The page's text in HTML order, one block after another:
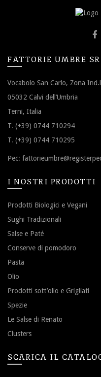
FATTORIE UMBRE
Vocabolo San Carlo, Zona
05032 Calvi dell’Umbria
Terni, Italia
T. (+39) 0744 710294
T. (+39) 0744 710295
Pec:
I NOSTRI PRODOTTI
Prodotti Biologici e Vegani
Sughi Tradizionali
Salse e Paté
Conserve di pomodoro
Pasta
Olio
Prodotti sott’olio e Grigliati
Spezie
Le Salse di Renato
Clusters
SCARICA IL